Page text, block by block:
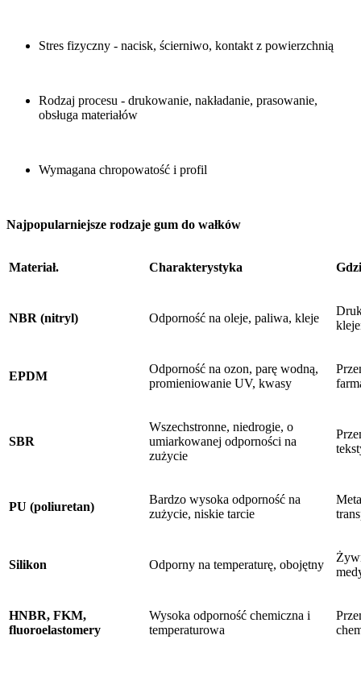
Stres fizyczny - nacisk, ścierniwo, kontakt z powierzchnią
Rodzaj procesu - drukowanie, nakładanie, prasowanie,
obsługa materiałów
Wymagana chropowatość i profil
Najpopularniejsze rodzaje gum do wałków
Materiał. Charakterystyka
NBR (nitryl) Odporność na oleje, paliwa, kleje
EPDM
Odporność na ozon, parę wodną,
promieniowanie UV, kwasy
SBR
Wszechstronne, niedrogie, o
umiarkowanej odporności na
zużycie
PU (poliuretan)
Bardzo wysoka odporność na
zużycie, niskie tarcie
Silikon Odporny na temperaturę, obojętny
HNBR, FKM,
fluoroelastomery
Wysoka odporność chemiczna i
temperaturowa